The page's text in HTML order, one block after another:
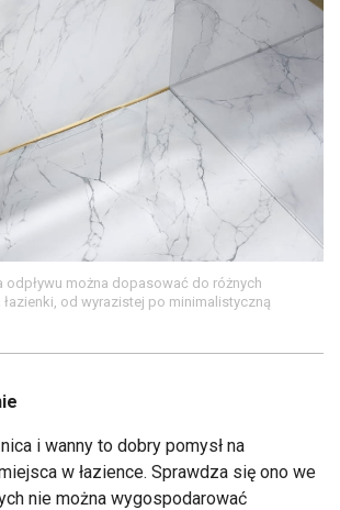
można dopasować do różnych
od wyrazistej po minimalistyczną
i wanny to dobry pomysł na
w łazience. Sprawdza się ono we
nie można wygospodarować